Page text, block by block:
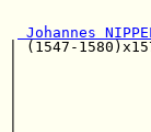
Johannes
|
|
|